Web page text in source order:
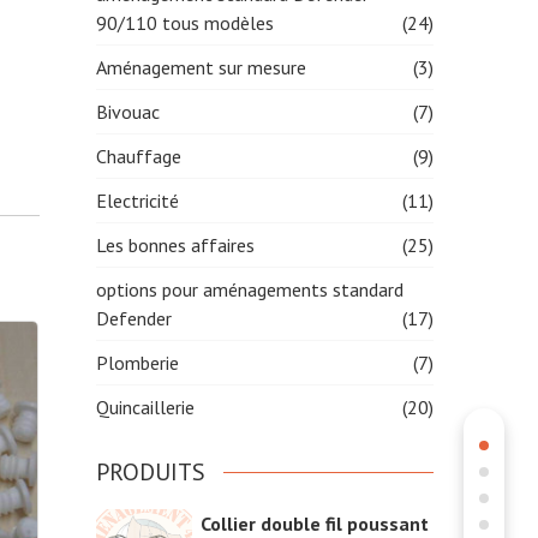
90/110 tous modèles
(24)
Aménagement sur mesure
(3)
Bivouac
(7)
Chauffage
(9)
Electricité
(11)
Les bonnes affaires
(25)
options pour aménagements standard
Defender
(17)
Plomberie
(7)
Quincaillerie
(20)
PRODUITS
Collier double fil poussant